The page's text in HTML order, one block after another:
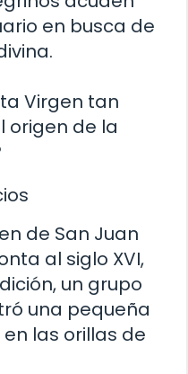
en busca de
Virgen tan
origen de la
de San Juan
al siglo XVI,
un grupo
una pequeña
las orillas de